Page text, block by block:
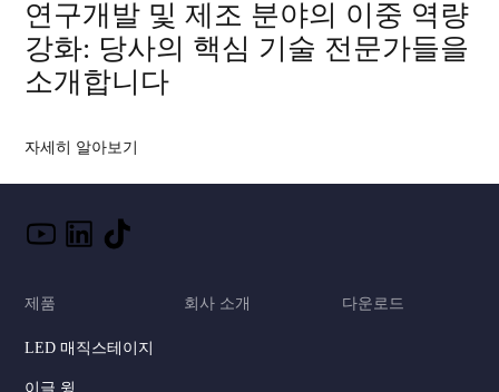
연구개발 및 제조 분야의 이중 역량
강화: 당사의 핵심 기술 전문가들을
소개합니다
자세히 알아보기
제품
LED 매직스테이지
이글 윙
회사 소개 다운로드